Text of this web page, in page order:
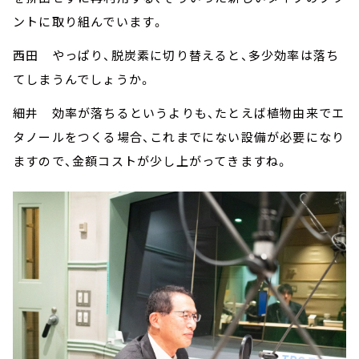
ントに取り組んでいます。
西田 やっぱり、脱炭素に切り替えると、多少効率は落ち
てしまうんでしょうか。
細井 効率が落ちるというよりも、たとえば植物由来でエ
タノールをつくる場合、これまでにない設備が必要になり
ますので、金額コストが少し上がってきますね。